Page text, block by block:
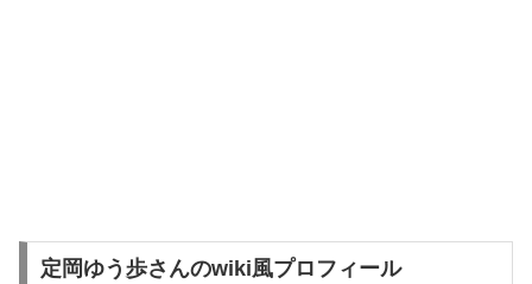
定岡ゆう歩さんのwiki風プロフィール